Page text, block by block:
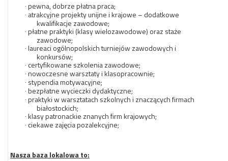
· pewna, dobrze płatna praca;
· atrakcyjne projekty unijne i krajowe – dodatkowe
kwalifikacje zawodowe;
· płatne praktyki (klasy wielozawodowe) oraz staże
zawodowe;
· laureaci ogólnopolskich turniejów zawodowych i
konkursów;
· certyfikowane szkolenia zawodowe;
· nowoczesne warsztaty i klasopracownie;
· stypendia motywacyjne;
· bezpłatne wycieczki dydaktyczne;
· praktyki w warsztatach szkolnych i znaczących firmach
białostockich;
· klasy patronackie znanych firm krajowych;
· ciekawe zajęcia pozalekcyjne;
Nasza baza lokalowa to: